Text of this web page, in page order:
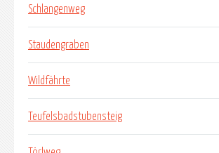
Schlangenweg
Staudengraben
Wildfährte
Teufelsbadstubensteig